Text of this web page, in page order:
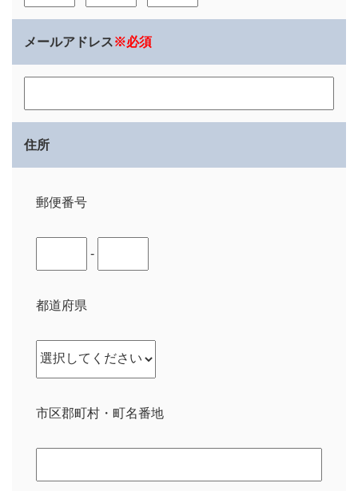
メールアドレス※必須
住所
郵便番号
-
都道府県
市区郡町村・町名番地